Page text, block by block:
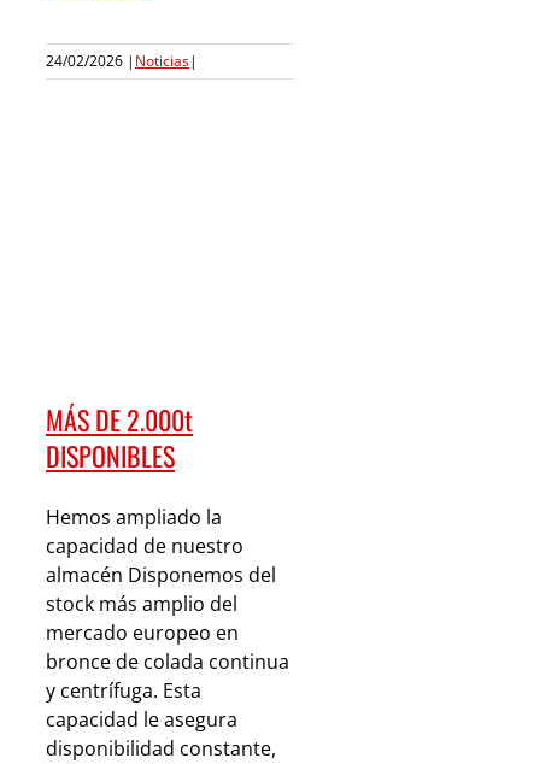
24/02/2026 | Noticias|
MÁS DE 2.000t
DISPONIBLES
Hemos ampliado la
capacidad de nuestro
almacén Disponemos del
stock más amplio del
mercado europeo en
bronce de colada continua
y centrífuga. Esta
capacidad le asegura
disponibilidad constante,